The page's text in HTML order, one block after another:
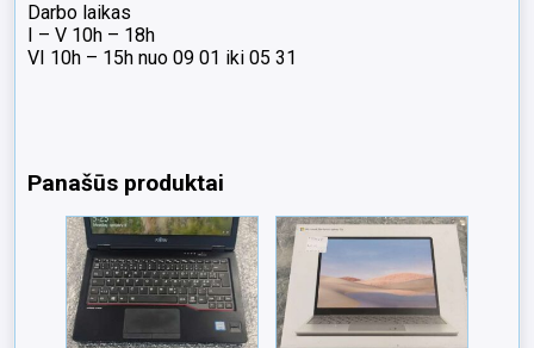
Darbo laikas
I – V 10h – 18h
VI 10h – 15h nuo 09 01 iki 05 31
Panašūs produktai